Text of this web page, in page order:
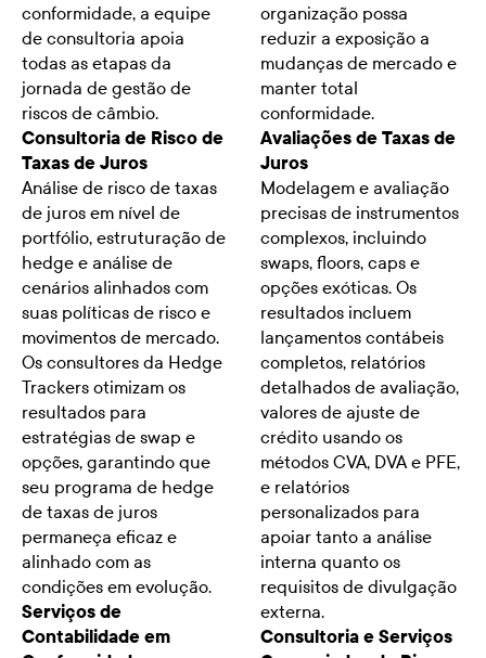
conformidade, a equipe
de consultoria apoia
todas as etapas da
jornada de gestão de
riscos de câmbio.
Consultoria de Risco de
Taxas de Juros
Análise de risco de taxas
de juros em nível de
portfólio, estruturação de
hedge e análise de
cenários alinhados com
suas políticas de risco e
movimentos de mercado.
Os consultores da Hedge
Trackers otimizam os
resultados para
estratégias de swap e
opções, garantindo que
seu programa de hedge
de taxas de juros
permaneça eficaz e
alinhado com as
condições em evolução.
Serviços de
Contabilidade em
organização possa
reduzir a exposição a
mudanças de mercado e
manter total
conformidade.
Avaliações de Taxas de
Juros
Modelagem e avaliação
precisas de instrumentos
complexos, incluindo
swaps, floors, caps e
opções exóticas. Os
resultados incluem
lançamentos contábeis
completos, relatórios
detalhados de avaliação,
valores de ajuste de
crédito usando os
métodos CVA, DVA e PFE,
e relatórios
personalizados para
apoiar tanto a análise
interna quanto os
requisitos de divulgação
externa.
Consultoria e Serviços